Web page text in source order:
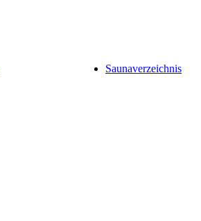
Saunaverzeichnis